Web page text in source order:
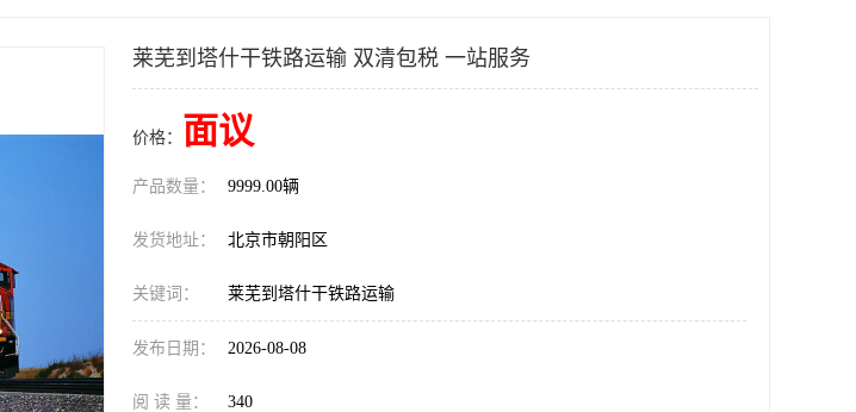
莱芜到塔什干铁路运输 双清包税 一站服务
价格： 面议
产品数量： 9999.00辆
发货地址： 北京市朝阳区
关键词： 莱芜到塔什干铁路运输
发布日期： 2026-08-08
阅 读 量： 340